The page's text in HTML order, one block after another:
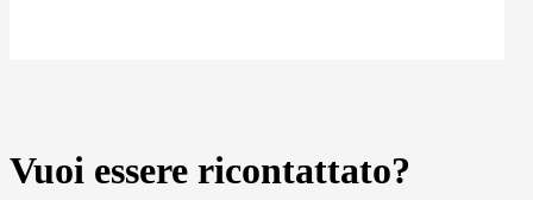
Vuoi essere ricontattato?